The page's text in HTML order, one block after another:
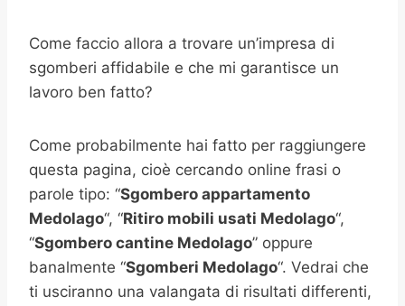
Come faccio allora a trovare un’impresa di
sgomberi affidabile e che mi garantisce un
lavoro ben fatto?
Come probabilmente hai fatto per raggiungere
questa pagina, cioè cercando online frasi o
parole tipo: “Sgombero appartamento
Medolago“, “Ritiro mobili usati Medolago“,
“Sgombero cantine Medolago” oppure
banalmente “Sgomberi Medolago“. Vedrai che
ti usciranno una valangata di risultati differenti,